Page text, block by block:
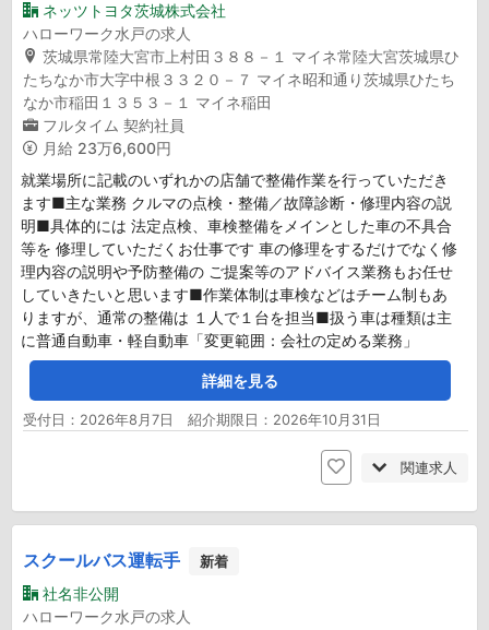
ネッツトヨタ茨城株式会社
ハローワーク水戸の求人
茨城県常陸大宮市上村田３８８－１ マイネ常陸大宮茨城県ひ
たちなか市大字中根３３２０－７ マイネ昭和通り茨城県ひたち
なか市稲田１３５３－１ マイネ稲田
フルタイム 契約社員
月給 23万6,600円
就業場所に記載のいずれかの店舗で整備作業を行っていただき
ます■主な業務 クルマの点検・整備／故障診断・修理内容の説
明■具体的には 法定点検、車検整備をメインとした車の不具合
等を 修理していただくお仕事です 車の修理をするだけでなく修
理内容の説明や予防整備の ご提案等のアドバイス業務もお任せ
していきたいと思います■作業体制は車検などはチーム制もあ
りますが、通常の整備は １人で１台を担当■扱う車は種類は主
に普通自動車・軽自動車「変更範囲：会社の定める業務」
詳細を見る
受付日：2026年8月7日 紹介期限日：2026年10月31日
関連求人
スクールバス運転手 新着
社名非公開
ハローワーク水戸の求人